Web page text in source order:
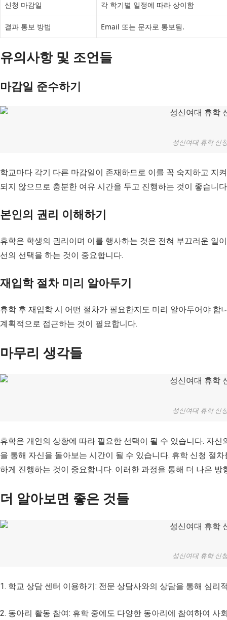
신청 마감일 각 학기별 일정에 따라 상이함
결과 통보 방법 Email 또는 문자로 통보됨.
유의사항 및 조언들
마감일 준수하기
성신여대 휴학 신
학교마다 각기 다른 마감일이 존재하므로 이를 꼭 숙지하고 지
되지 않으므로 충분한 여유 시간을 두고 진행하는 것이 좋습니
본인의 권리 이해하기
휴학은 학생의 권리이며 이를 행사하는 것은 전혀 부끄러운 일
선의 선택을 하는 것이 중요합니다.
재입학 절차 미리 알아두기
휴학 후 재입학 시 어떤 절차가 필요한지도 미리 알아두어야 합
계획적으로 접근하는 것이 필요합니다.
마무리 생각들
성신여대 휴학 신
휴학은 개인의 상황에 따라 필요한 선택이 될 수 있습니다. 자
을 통해 자신을 돌아보는 시간이 될 수 있습니다. 휴학 신청 절
하게 진행하는 것이 중요합니다. 이러한 과정을 통해 더 나은
더 알아보면 좋은 것들
성신여대 휴학 신
1. 학교 상담 센터 이용하기: 전문 상담사와의 상담을 통해 심리
2. 동아리 활동 참여: 휴학 중에도 다양한 동아리에 참여하여 사